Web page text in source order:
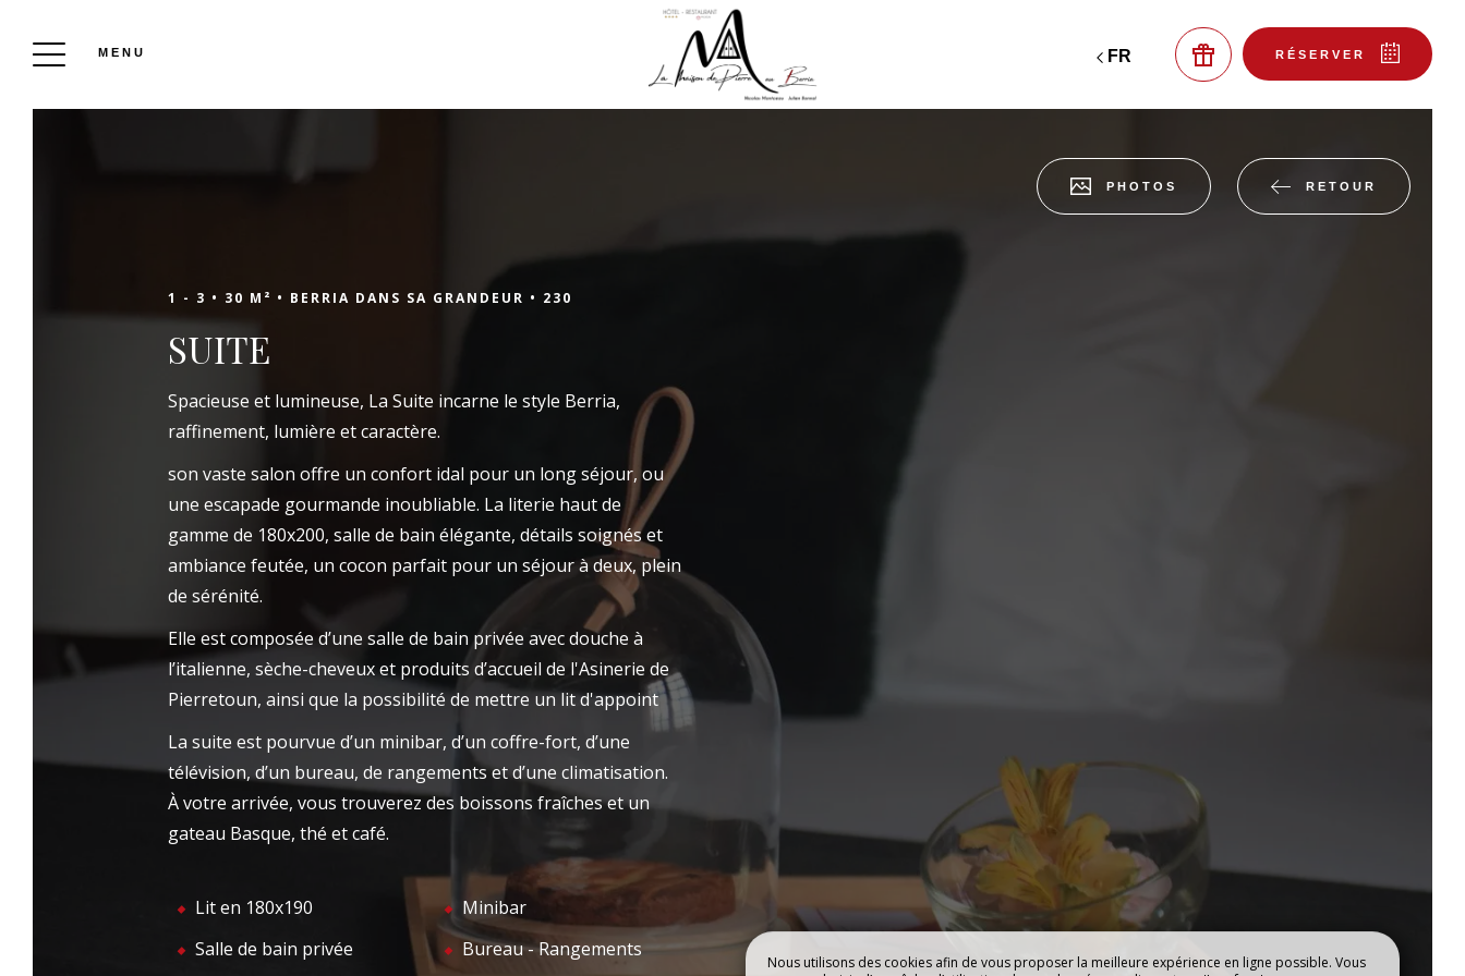
MENU RÉSERVER
FR EN
ACCUEIL NOTRE MAISON
L'Hôtel Berria Par
La Maison De
Pierre
Au cœur de Hasparren, notre maison vous
accueille avec confort et expérience
gastronomique. Profitez d'un séjour où
chaque détail est pensé, du calme des
PHOTOS RETOUR
1 - 3 • 30 M² • BERRIA DANS SA GRANDEUR • 230
SUITE
Spacieuse et lumineuse, La Suite incarne le style Berria,
raffinement, lumière et caractère.
son vaste salon offre un confort idal pour un long séjour, ou
une escapade gourmande inoubliable. La literie haut de
gamme de 180x200, salle de bain élégante, détails soignés et
ambiance feutée, un cocon parfait pour un séjour à deux, plein
de sérénité.
Elle est composée d’une salle de bain privée avec douche à
l’italienne, sèche-cheveux et produits d’accueil de l'Asinerie de
Pierretoun, ainsi que la possibilité de mettre un lit d'appoint
La suite est pourvue d’un minibar, d’un coffre-fort, d’une
télévision, d’un bureau, de rangements et d’une climatisation.
À votre arrivée, vous trouverez des boissons fraîches et un
gateau Basque, thé et café.
Lit en 180x190
Salle de bain privée
Minibar
Bureau - Rangements
Nous utilisons des cookies afin de vous proposer la meilleure expérience en ligne possible. Vous